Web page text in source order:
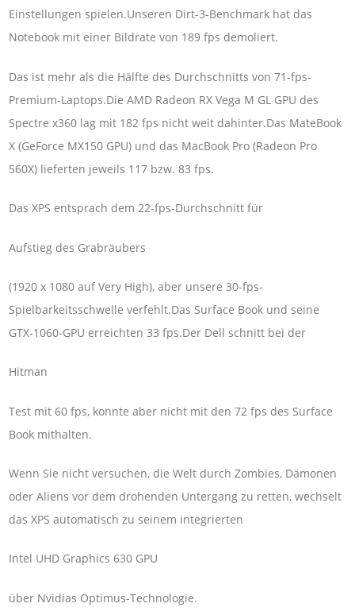
Einstellungen spielen.Unseren Dirt-3-Benchmark hat das
Notebook mit einer Bildrate von 189 fps demoliert.
Das ist mehr als die Hälfte des Durchschnitts von 71-fps-
Premium-Laptops.Die AMD Radeon RX Vega M GL GPU des
Spectre x360 lag mit 182 fps nicht weit dahinter.Das MateBook
X (GeForce MX150 GPU) und das MacBook Pro (Radeon Pro
560X) lieferten jeweils 117 bzw. 83 fps.
Das XPS entsprach dem 22-fps-Durchschnitt für
Aufstieg des Grabräubers
(1920 x 1080 auf Very High), aber unsere 30-fps-
Spielbarkeitsschwelle verfehlt.Das Surface Book und seine
GTX-1060-GPU erreichten 33 fps.Der Dell schnitt bei der
Hitman
Test mit 60 fps, konnte aber nicht mit den 72 fps des Surface
Book mithalten.
Wenn Sie nicht versuchen, die Welt durch Zombies, Dämonen
oder Aliens vor dem drohenden Untergang zu retten, wechselt
das XPS automatisch zu seinem integrierten
Intel UHD Graphics 630 GPU
über Nvidias Optimus-Technologie.